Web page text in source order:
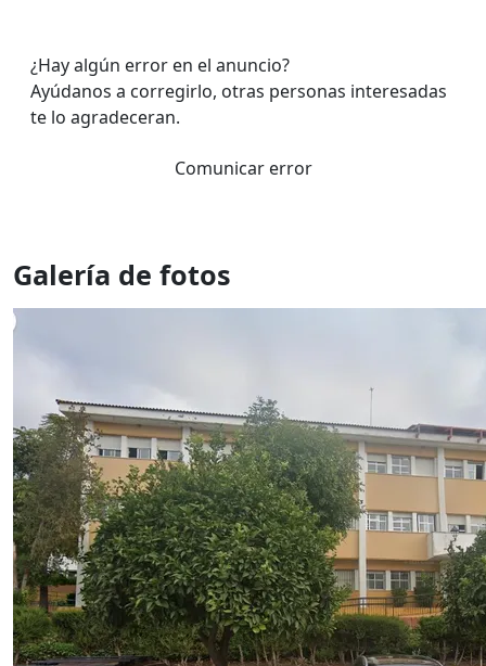
¿Hay algún error en el anuncio?
Ayúdanos a corregirlo, otras personas interesadas
te lo agradeceran.
Comunicar error
Galería de fotos